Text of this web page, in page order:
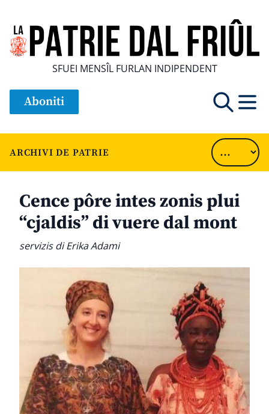
SFUEI MENSÎL FURLAN INDIPENDENT
Aboniti
ARCHIVI DE PATRIE
Cence pôre intes zonis plui
“cjaldis” di vuere dal mont
servizis di Erika Adami